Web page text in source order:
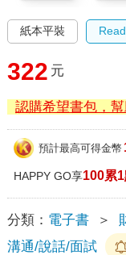
紙本平裝
322 元
認購希望書包，
預計最高可得金幣
HAPPY GO享100累
分類： 電子書 ＞
溝通/說話/面試